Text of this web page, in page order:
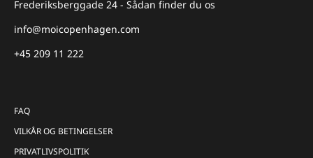
Frederiksberggade 24 - Sådan finder du os
info@moicopenhagen.com
+45 209 11 222
FAQ
VILKÅR OG BETINGELSER
PRIVATLIVSPOLITIK